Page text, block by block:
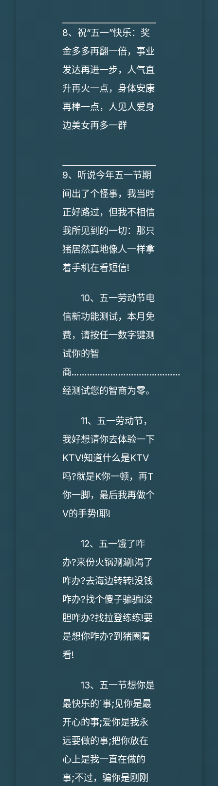
8、祝“五一”快乐：奖
金多多再翻一倍，事业
发达再进一步，人气直
升再火一点，身体安康
再棒一点，人见人爱身
边美女再多一群
9、听说今年五一节期
间出了个怪事，我当时
正好路过，但我不相信
我所见到的一切：那只
猪居然真地像人一样拿
着手机在看短信!
10、五一劳动节电
信新功能测试，本月免
费，请按任一数字键测
试你的智
商……………………………………
经测试您的智商为零。
11、五一劳动节，
我好想请你去体验一下
KTV!知道什么是KTV
吗?就是K你一顿，再T
你一脚，最后我再做个
V的手势!耶!
12、五一饿了咋
办?来份火锅涮涮!渴了
咋办?去海边转转!没钱
咋办?找个傻子骗骗!没
胆咋办?找拉登练练!要
是想你咋办?到猪圈看
看!
13、五一节想你是
最快乐的`事;见你是最
开心的事;爱你是我永
远要做的事;把你放在
心上是我一直在做的
事;不过，骗你是刚刚